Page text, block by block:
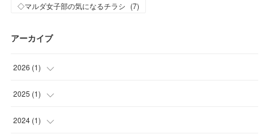
◇マルダ女子部の気になるチラシ (7)
アーカイブ
2026 (1)
( )
2025 (1)
( )
2024 (1)